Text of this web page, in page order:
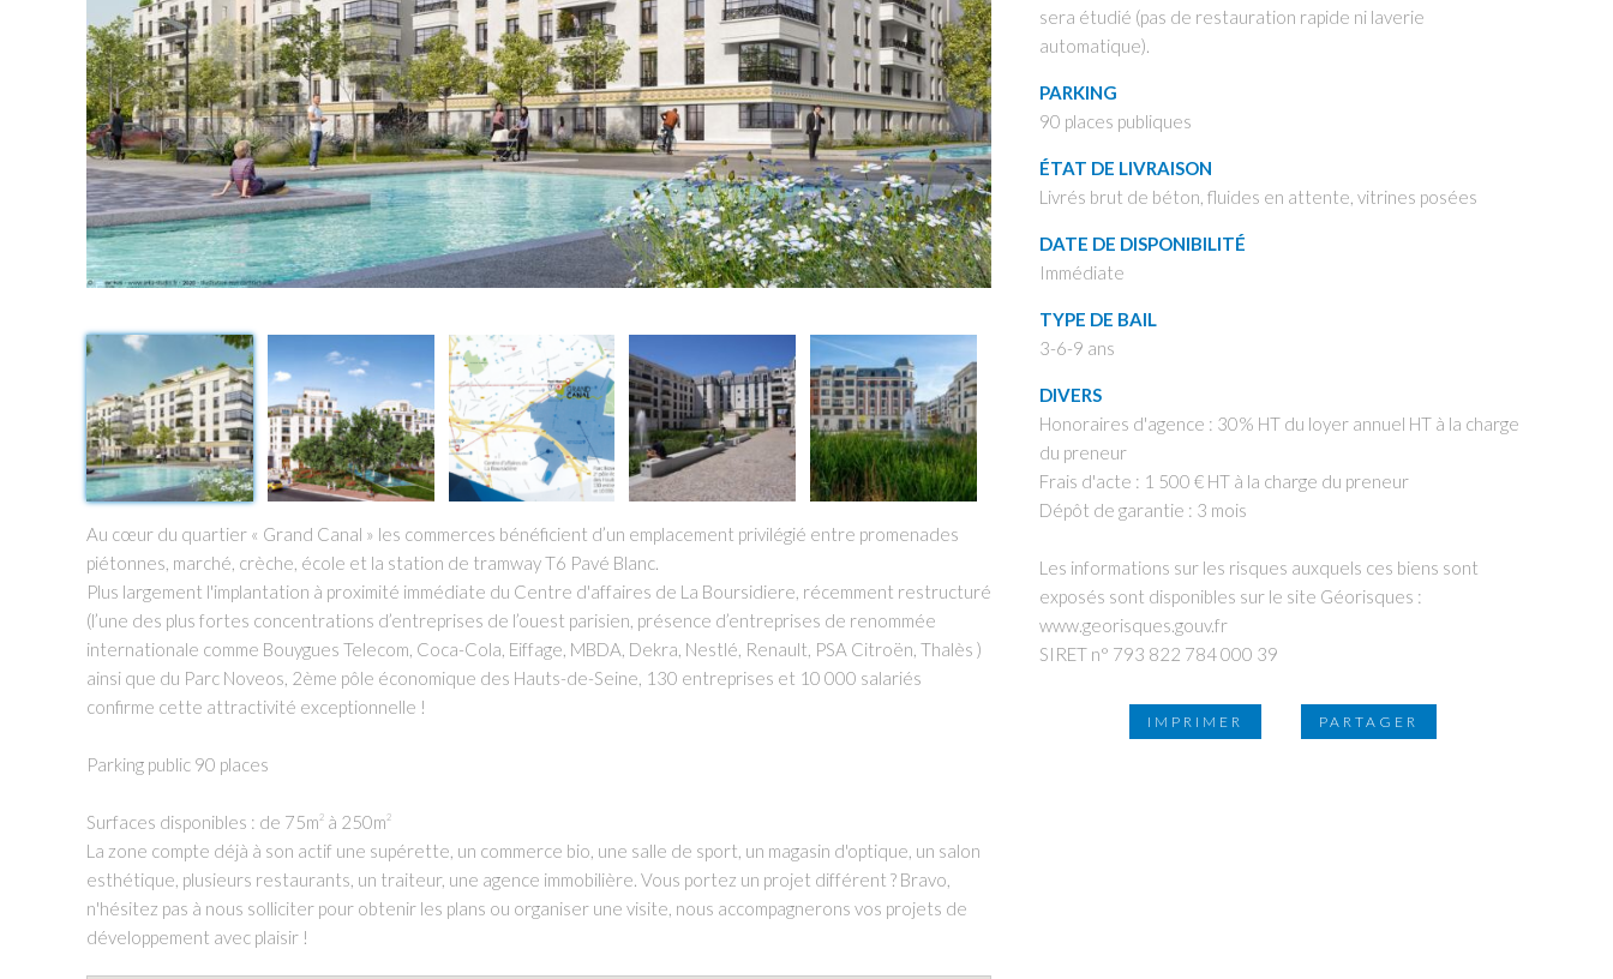
Au cœur du quartier « Grand Canal » les commerces bénéficient d’un emplacement privilégié entre promenades
piétonnes, marché, crèche, école et la station de tramway T6 Pavé Blanc.
Plus largement l'implantation à proximité immédiate du Centre d'affaires de La Boursidiere, récemment restructuré
(l’une des plus fortes concentrations d’entreprises de l’ouest parisien, présence d’entreprises de renommée
internationale comme Bouygues Telecom, Coca-Cola, Eiffage, MBDA, Dekra, Nestlé, Renault, PSA Citroën, Thalès )
ainsi que du Parc Noveos, 2ème pôle économique des Hauts-de-Seine, 130 entreprises et 10 000 salariés
confirme cette attractivité exceptionnelle !
Parking public 90 places
Surfaces disponibles : de 75m 2 à 250m 2
La zone compte déjà à son actif une supérette, un commerce bio, une salle de sport, un magasin d'optique, un salon
esthétique, plusieurs restaurants, un traiteur, une agence immobilière. Vous portez un projet différent ? Bravo,
n'hésitez pas à nous solliciter pour obtenir les plans ou organiser une visite, nous accompagnerons vos projets de
développement avec plaisir !
sera étudié (pas de restauration rapide ni laverie
automatique).
PARKING
90 places publiques
ÉTAT DE LIVRAISON
Livrés brut de béton, fluides en attente, vitrines posées
DATE DE DISPONIBILITÉ
Immédiate
TYPE DE BAIL
3-6-9 ans
DIVERS
Honoraires d'agence : 30% HT du loyer annuel HT à la charge
du preneur
Frais d'acte : 1 500 € HT à la charge du preneur
Dépôt de garantie : 3 mois
Les informations sur les risques auxquels ces biens sont
exposés sont disponibles sur le site Géorisques :
www.georisques.gouv.fr
SIRET n° 793 822 784 000 39
IMPRIMER PARTAGER